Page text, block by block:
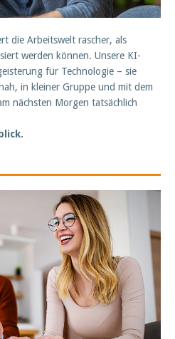
die Arbeitswelt rascher, als
werden können. Unsere KI-
für Technologie – sie
in kleiner Gruppe und mit dem
nächsten Morgen tatsächlich